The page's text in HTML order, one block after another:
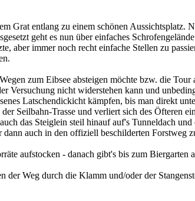
Grat entlang zu einem schönen
geht es nun über einfaches
aber immer noch recht einfache Stellen zu
zum Eibsee absteigen möchte bzw. die
Versuchung nicht widerstehen kann und
Latschendickicht kämpfen, bis man direkt
Seilbahn-Trasse und verliert sich des Öfteren
das Steiglein steil hinauf auf's Tunneldach
auch in den offiziell beschilderten Forstweg
aufstocken - danach gibt's bis zum Biergarten
der Weg durch die Klamm und/oder der